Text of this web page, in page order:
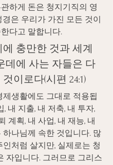
하게 돈은 청지기직의 영
경은 우리가 가진 모든 것이
다고 말합니다.
충만한 것과 세계
데에 사는 자들은 다
이로다(시편 24:1)
제생활에도 그대로 적용됩
, 내 지출, 내 저축, 내 투자,
계획, 내 사업, 내 재능, 내
하나님께 속한 것입니다. 많
인처럼 살지만, 실제로는 청
자입니다. 그러므로 그리스